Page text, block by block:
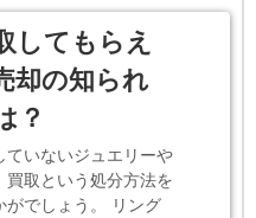
してもらえ
却の知られ
？
ていないジュエリーや
買取という処分方法を
がでしょう。 リング